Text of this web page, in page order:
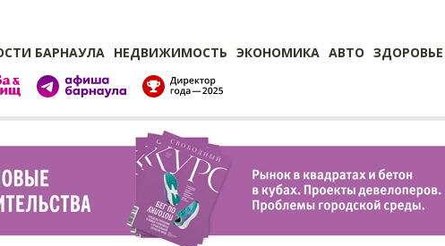
БАРНАУЛА НЕДВИЖИМОСТЬ ЭКОНОМИКА АВТО ЗДОРОВЬЕ